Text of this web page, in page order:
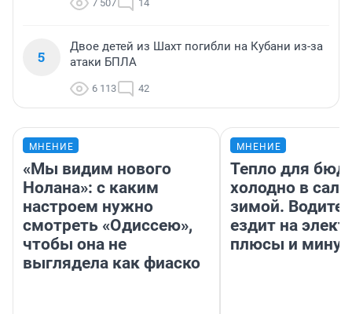
7 507 14
5
Двое детей из Шахт погибли на Кубани из-за
атаки БПЛА
6 113 42
МНЕНИЕ
«Мы видим нового
Нолана»: с каким
настроем нужно
смотреть «Одиссею»,
чтобы она не
выглядела как фиаско
МНЕНИЕ
Тепло для
холодно в
зимой.
ездит на
плюсы и